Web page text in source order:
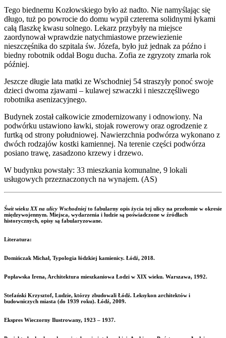
Tego biednemu Kozłowskiego było aż nadto. Nie namyślając się
długo, tuż po powrocie do domu wypił czterema solidnymi łykami
całą flaszkę kwasu solnego. Lekarz przybyły na miejsce
zaordynował wprawdzie natychmiastowe przewiezienie
nieszczęśnika do szpitala św. Józefa, było już jednak za późno i
biedny robotnik oddał Bogu ducha. Zofia ze zgryzoty zmarła rok
później.
Jeszcze długie lata matki ze Wschodniej 54 straszyły ponoć swoje
dzieci dwoma zjawami – kulawej szwaczki i nieszczęśliwego
robotnika asenizacyjnego.
Budynek został całkowicie zmodernizowany i odnowiony. Na
podwórku ustawiono ławki, stojak rowerowy oraz ogrodzenie z
furtką od strony południowej. Nawierzchnia podwórza wykonano z
dwóch rodzajów kostki kamiennej. Na terenie części podwórza
posiano trawę, zasadzono krzewy i drzewo.
W budynku powstały: 33 mieszkania komunalne, 9 lokali
usługowych przeznaczonych na wynajem. (AS)
Świt wieku XX na ulicy Wschodniej to fabularny opis życia tej ulicy na przełomie w okresie
międzywojennym. Miejsca, wydarzenia i ludzie są poświadczone w źródłach
historycznych, opisy są fabularyzowane.
Literatura:
Domińczak Michał, Typologia łódzkiej kamienicy. Łódź, 2018.
Popławska Irena, Architektura mieszkaniowa Łodzi w XIX wieku. Warszawa, 1992.
Stefański Krzysztof, Ludzie, którzy zbudowali Łódź. Leksykon architektów i
budowniczych miasta (do 1939 roku). Łódź, 2009.
Ekspres Wieczorny Ilustrowany, 1923 – 1937.